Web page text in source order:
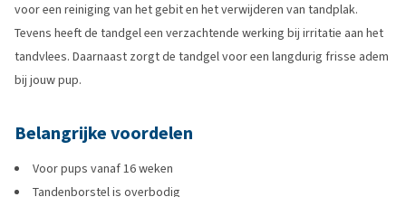
voor een reiniging van het gebit en het verwijderen van tandplak.
Tevens heeft de tandgel een verzachtende werking bij irritatie aan het
tandvlees. Daarnaast zorgt de tandgel voor een langdurig frisse adem
bij jouw pup.
Belangrijke voordelen
Voor pups vanaf 16 weken
Tandenborstel is overbodig